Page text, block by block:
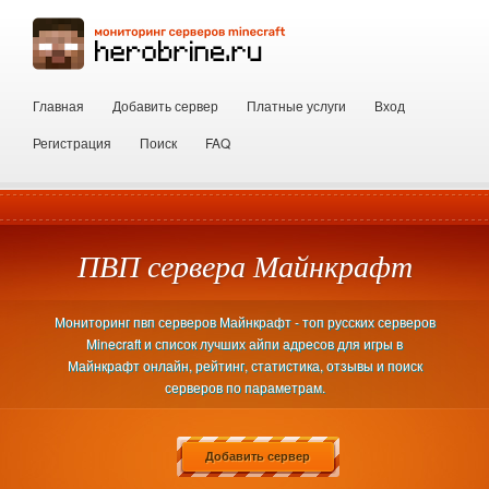
Главная Добавить сервер Платные услуги
Вход
Регистрация
Поиск FAQ
ПВП сервера Майнкрафт
Мониторинг пвп серверов Майнкрафт - топ русских серверов
Minecraft и список лучших айпи адресов для игры в
Майнкрафт онлайн, рейтинг, статистика, отзывы и поиск
серверов по параметрам.
Добавить сервер